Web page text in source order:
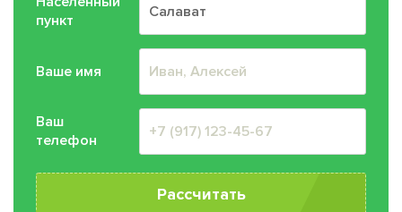
пункт
Ваше имя
Ваш
телефон
Рассчитать